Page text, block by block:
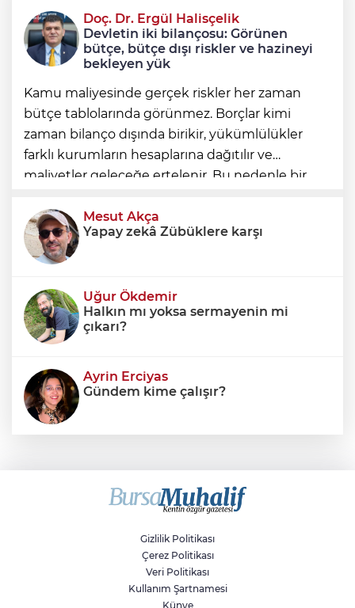
Erkan Aydın Osmangazi’nin nabzını
sahada tuttu
Doç. Dr. Ergül Halisçelik
Devletin iki bilançosu: Görünen
bütçe, bütçe dışı riskler ve hazineyi
bekleyen yük
Kamu maliyesinde gerçek riskler her zaman
bütçe tablolarında görünmez. Borçlar kimi
zaman bilanço dışında birikir, yükümlülükler
farklı kurumların hesaplarına dağıtılır ve
maliyetler geleceğe ertelenir. Bu nedenle bir
yalnızca bütçe açığına veya resmi borç stok
Mesut Akça
Yapay zekâ Zübüklere karşı
Uğur Ökdemir
Halkın mı yoksa sermayenin mi
çıkarı?
Ayrin Erciyas
Gündem kime çalışır?
Savaşların gölgesinde engellilik,
doğa ve kaybedilen gelecek
Gizlilik Politikası
Çerez Politikası
Veri Politikası
Kullanım Şartnamesi
Künye